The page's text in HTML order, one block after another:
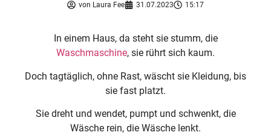
von Laura Fee 31.07.2023 15:17
In einem Haus, da steht sie stumm, die
Waschmaschine, sie rührt sich kaum.
Doch tagtäglich, ohne Rast, wäscht sie Kleidung, bis
sie fast platzt.
Sie dreht und wendet, pumpt und schwenkt, die
Wäsche rein, die Wäsche lenkt.